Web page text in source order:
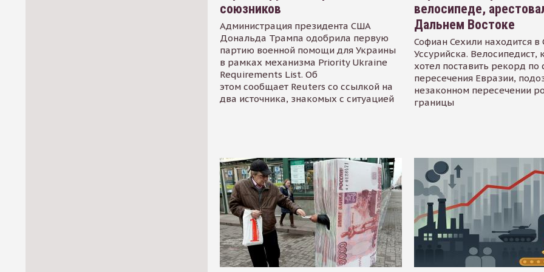
союзников
Администрация президента США
Дональда Трампа одобрила первую
партию военной помощи для Украины
в рамках механизма Priority Ukraine
Requirements List. Об
этом сообщает Reuters со ссылкой на
два источника, знакомых с ситуацией
велосипеде,
Дальнем Востоке
Софиан Сехили находится
Уссурийска. Велосипедист,
хотел поставить рекорд по
пересечения Евразии,
незаконном пересечении
границы